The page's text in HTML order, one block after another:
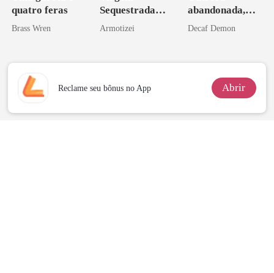
quatro feras
Brass Wren
Sequestrada
pelo Mafioso
DE SANGUE
Armotizei
abandonada,
agora intocável
Decaf Demon
Reclame seu bônus no App Abrir